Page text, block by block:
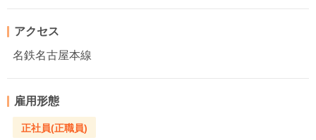
アクセス
名鉄名古屋本線
雇用形態
正社員(正職員)